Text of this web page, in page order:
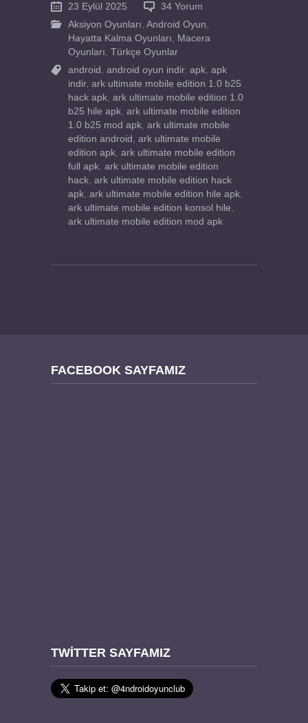
23 Eylül 2025
34 Yorum
Aksiyon Oyunları Android Oyun
Hayatta Kalma Oyunları
Macera
Oyunları Türkçe Oyunlar
android
android oyun indir, apk apk
indir, ark ultimate mobile edition 1.0 b25
hack apk ark ultimate mobile edition 1.0
b25 hile apk ark ultimate mobile edition
1.0 b25 mod apk ark ultimate mobile
edition android
ark ultimate mobile
edition apk ark ultimate mobile edition
full apk ark ultimate mobile edition
hack ark ultimate mobile edition hack
apk ark ultimate mobile edition hile apk
ark ultimate mobile edition konsol hile
ark ultimate mobile edition mod apk
FACEBOOK SAYFAMIZ
TWITTER SAYFAMIZ